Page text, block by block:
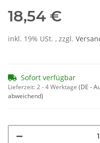
18,54 €
inkl. 19% USt. , zzgl.
Sofort verfügbar
Lieferzeit:2 - 4 Werktage (DE -
abweichend)